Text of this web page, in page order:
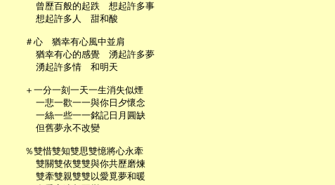
     曾歷百般的起跌　想起許多事
     想起許多人　甜和酸
   ＃心　猶幸有心風中並肩
     猶幸有心的感覺　湧起許多夢
     湧起許多情　和明天
   ＋一分一刻一天一生消失似煙
     一悲一歡一一與你日夕懷念
     一絲一些一一銘記日月圓缺
     但舊夢永不改變
   ％雙惜雙知雙思雙憶將心永牽
     雙關雙依雙雙與你共歷磨煉
     雙牽雙親雙雙以愛覓夢和暖